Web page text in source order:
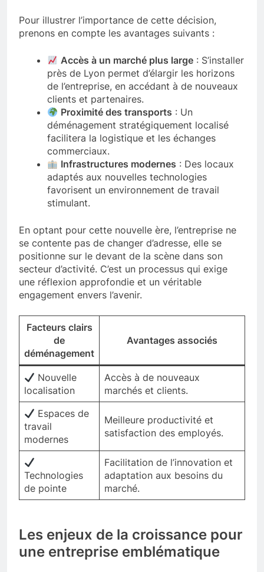
Pour illustrer l’importance de cette décision,
prenons en compte les avantages suivants :
Accès à un marché plus large : S’installer
près de Lyon permet d’élargir les horizons
de l’entreprise, en accédant à de nouveaux
clients et partenaires.
Proximité des transports : Un
déménagement stratégiquement localisé
facilitera la logistique et les échanges
commerciaux.
Infrastructures modernes : Des locaux
adaptés aux nouvelles technologies
favorisent un environnement de travail
stimulant.
En optant pour cette nouvelle ère, l’entreprise ne
se contente pas de changer d’adresse, elle se
positionne sur le devant de la scène dans son
secteur d’activité. C’est un processus qui exige
une réflexion approfondie et un véritable
engagement envers l’avenir.
Facteurs clairs
de
déménagement
Avantages associés
Nouvelle
localisation
Accès à de nouveaux
marchés et clients.
Espaces de
travail
modernes
Meilleure productivité et
satisfaction des employés.
Technologies
de pointe
Facilitation de l’innovation et
adaptation aux besoins du
marché.
Les enjeux de la croissance pour
une entreprise emblématique